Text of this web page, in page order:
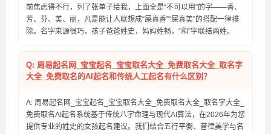
前焦虑得不行，列了张单子给我，上面全是“不可以用”的字——香、
芳、芬、美、丽，凡是能让人联想成“屎真香”“屎真美”的搭配一律排
除。名字来源很巧，孩子爸爸姓史，妈妈姓畅，“和”字联结两姓。
Q: 周易起名网_宝宝起名_宝宝取名大全_免费取名大全_取名字
大全_免费取名的AI起名和传统人工起名有什么区别？
A: 周易起名网_宝宝起名_宝宝取名大全_免费取名大全_取名字大全_
免费取名AI起名系统基于传统八字命理与现代AI算法，在2026年为您
提供专业的姓史的女孩起名建议。我们结合五行平衡、音律美学与名